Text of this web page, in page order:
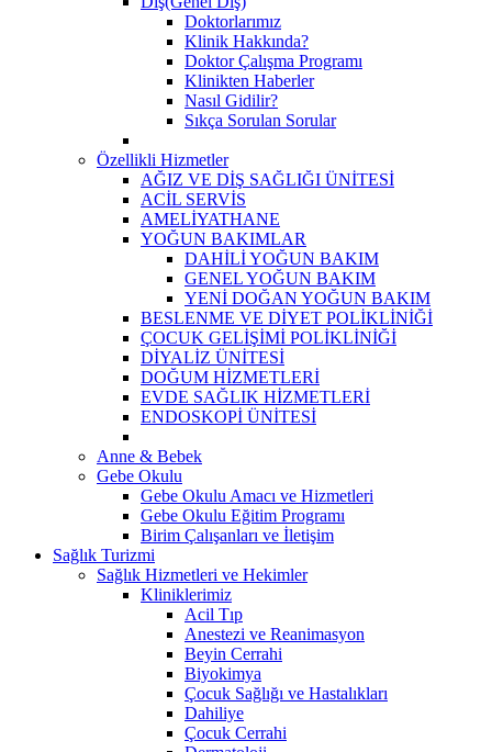
Doktorlarımız
Klinik Hakkında?
Doktor Çalışma Programı
Klinikten Haberler
Nasıl Gidilir?
Sıkça Sorulan Sorular
Özellikli Hizmetler
AĞIZ VE DİŞ SAĞLIĞI ÜNİTESİ
ACİL SERVİS
AMELİYATHANE
YOĞUN BAKIMLAR
DAHİLİ YOĞUN BAKIM
GENEL YOĞUN BAKIM
YENİ DOĞAN YOĞUN BAKIM
BESLENME VE DİYET POLİKLİNİĞİ
ÇOCUK GELİŞİMİ POLİKLİNİĞİ
DİYALİZ ÜNİTESİ
DOĞUM HİZMETLERİ
EVDE SAĞLIK HİZMETLERİ
ENDOSKOPİ ÜNİTESİ
Anne & Bebek
Gebe Okulu
Gebe Okulu Amacı ve Hizmetleri
Gebe Okulu Eğitim Programı
Birim Çalışanları ve İletişim
Sağlık Turizmi
Sağlık Hizmetleri ve Hekimler
Kliniklerimiz
Acil Tıp
Anestezi ve Reanimasyon
Beyin Cerrahi
Biyokimya
Çocuk Sağlığı ve Hastalıkları
Dahiliye
Çocuk Cerrahi